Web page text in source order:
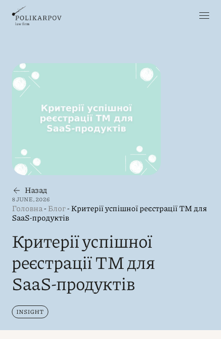
Назад
8 JUNE, 2026
Головна-Блог-Критерії успішної реєстрації ТМ для
SaaS-продуктів
Критерії успішної
реєстрації ТМ для
SaaS-продуктів
INSIGHT